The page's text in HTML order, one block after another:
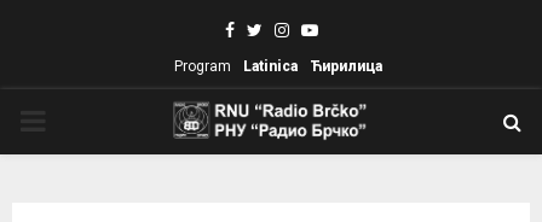
Facebook
TwitterInstagram
Youtube
Program Latinica Ћирилица